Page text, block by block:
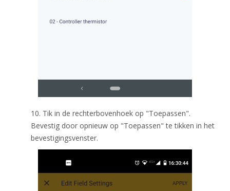
10. Tik in de rechterbovenhoek op "Toepassen".
Bevestig door opnieuw op "Toepassen" te tikken in het
bevestigingsvenster.